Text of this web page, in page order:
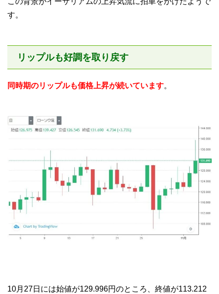
す。
リップルも好調を取り戻す
同時期のリップルも価格上昇が続いています。
10月27日には始値が129.996円のところ、終値が113.212